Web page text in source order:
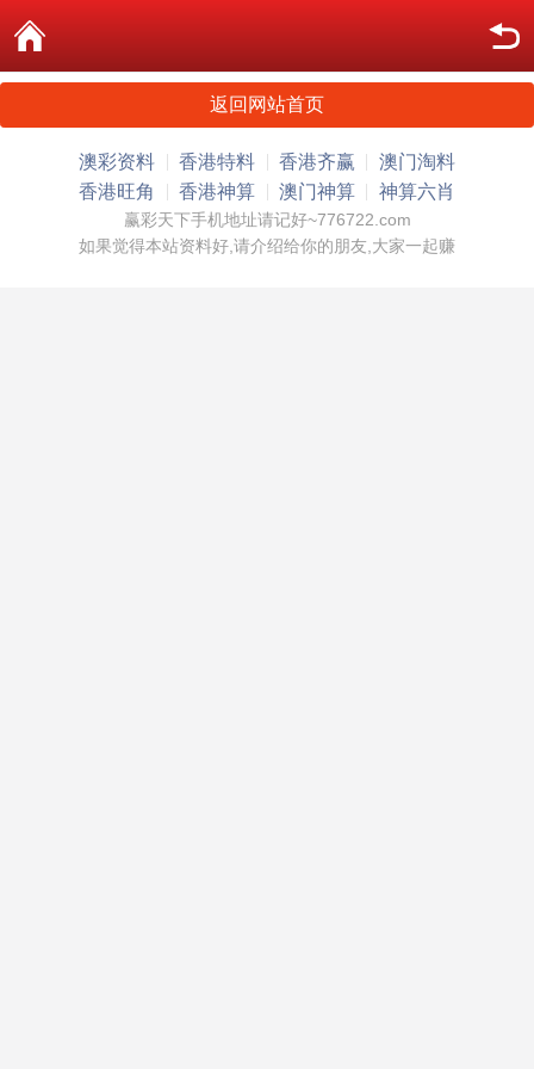
返回网站首页
澳彩资料 香港特料 香港齐赢
澳门淘料
香港旺角
香港神算 澳门神算 神算六肖
赢彩天下手机地址请记好~776722.com
如果觉得本站资料好,请介绍给你的朋友,大家一起赚